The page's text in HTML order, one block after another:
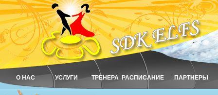
О НАС УСЛУГИ ТРЕНЕРА РАСПИСАНИЕ ПАРТНЕРЫ